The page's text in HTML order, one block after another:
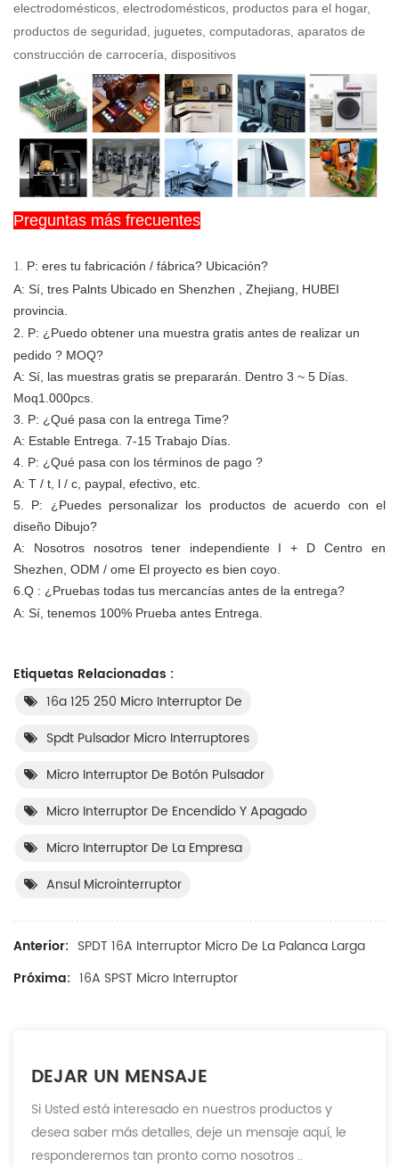
electrodomésticos, electrodomésticos, productos para el hogar,
productos de seguridad, juguetes, computadoras, aparatos de
construcción de carrocería, dispositivos
Preguntas más frecuentes
1. P: eres tu fabricación / fábrica? Ubicación?
A: Sí, tres Palnts Ubicado en Shenzhen , Zhejiang, HUBEI
provincia.
2. P: ¿Puedo obtener una muestra gratis antes de realizar un
pedido ? MOQ?
A: Sí, las muestras gratis se prepararán.
Dentro 3 ~ 5 Días.
Moq1.000pcs.
3. P: ¿Qué pasa con la entrega Time?
A: Estable Entrega. 7-15 Trabajo Días.
4. P: ¿Qué pasa con los términos de pago ?
A: T / t, l / c, paypal, efectivo, etc.
5. P: ¿Puedes personalizar los productos de acuerdo con el
diseño Dibujo?
A: Nosotros nosotros tener independiente I + D Centro en
Shezhen, ODM / ome El proyecto es bien coyo.
6.Q : ¿Pruebas todas tus mercancías antes de la entrega?
A: Sí, tenemos 100% Prueba antes Entrega.
Etiquetas Relacionadas :
16a 125 250 Micro Interruptor De
Spdt Pulsador Micro Interruptores
Micro Interruptor De Botón Pulsador
Micro Interruptor De Encendido Y Apagado
Micro Interruptor De La Empresa
Ansul Microinterruptor
Anterior: SPDT 16A Interruptor Micro De La Palanca Larga
Próxima: 16A SPST Micro Interruptor
DEJAR UN MENSAJE
Si Usted está interesado en nuestros productos y
desea saber más detalles, deje un mensaje aquí, le
responderemos tan pronto como nosotros ..